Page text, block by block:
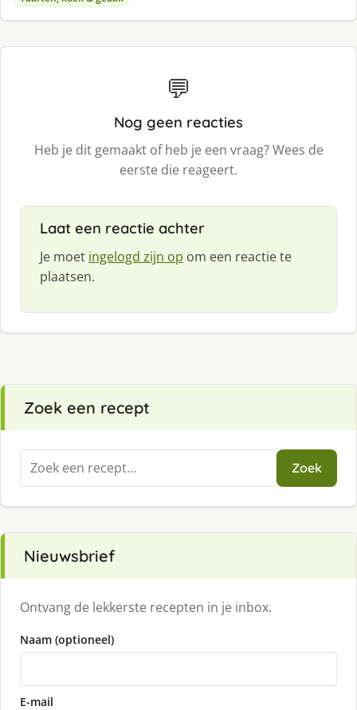
💬
Nog geen reacties
Heb je dit gemaakt of heb je een vraag? Wees de
eerste die reageert.
Laat een reactie achter
Je moet ingelogd zijn op om een reactie te
plaatsen.
Zoek een recept
Zoeken
naar:
Zoek
Nieuwsbrief
Ontvang de lekkerste recepten in je inbox.
Naam (optioneel)
E-mail